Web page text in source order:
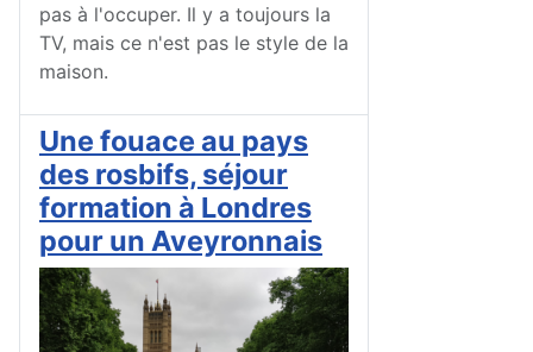
pas à l'occuper. Il y a toujours la
TV, mais ce n'est pas le style de la
maison.
Une fouace au pays
des rosbifs, séjour
formation à Londres
pour un Aveyronnais